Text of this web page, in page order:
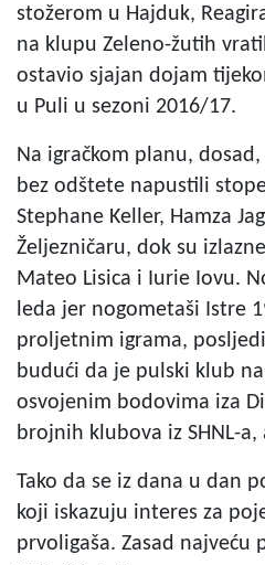
stožerom u Hajduk,
na klupu Zeleno-žutih
ostavio sjajan dojam
u Puli u sezoni 2016/17.
Na igračkom planu,
bez odštete napustili
Stephane Keller, Hamza
Željezničaru, dok su
Mateo Lisica i Iurie Iovu.
leda jer nogometaši Istre
proljetnim igrama,
budući da je pulski klub
osvojenim bodovima iza
brojnih klubova iz SHNL-
Tako da se iz dana u dan
koji iskazuju interes za
prvoligaša. Zasad najveću